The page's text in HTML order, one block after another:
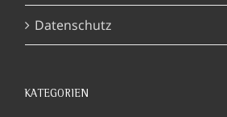
Datenschutz
KATEGORIEN